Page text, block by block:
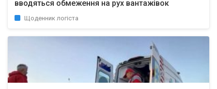
вводяться обмеження на рух вантажівок
Щоденник логіста